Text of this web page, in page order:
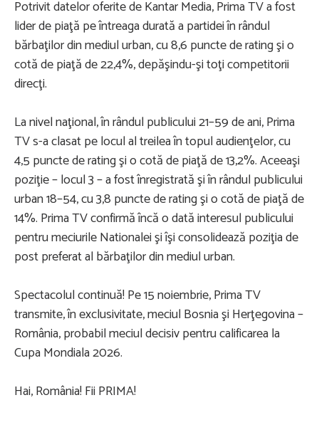
Potrivit datelor oferite de Kantar Media, Prima TV a fost
lider de piaţă pe întreaga durată a partidei în rândul
bărbaţilor din mediul urban, cu 8,6 puncte de rating şi o
cotă de piaţă de 22,4%, depăşindu-şi toţi competitorii
direcţi.
La nivel naţional, în rândul publicului 21–59 de ani, Prima
TV s-a clasat pe locul al treilea în topul audienţelor, cu
4,5 puncte de rating şi o cotă de piaţă de 13,2%. Aceeaşi
poziţie – locul 3 – a fost înregistrată şi în rândul publicului
urban 18–54, cu 3,8 puncte de rating şi o cotă de piaţă de
14%. Prima TV confirmă încă o dată interesul publicului
pentru meciurile Nationalei şi îşi consolidează poziţia de
post preferat al bărbaţilor din mediul urban.
Spectacolul continuă! Pe 15 noiembrie, Prima TV
transmite, în exclusivitate, meciul Bosnia şi Herţegovina –
România, probabil meciul decisiv pentru calificarea la
Cupa Mondiala 2026.
Hai, România! Fii PRIMA!